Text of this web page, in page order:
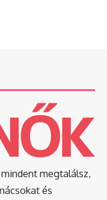
megtalálsz,
és